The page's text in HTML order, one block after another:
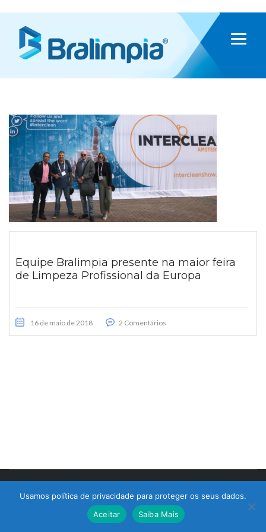
Equipe Bralimpia presente na maior feira
de Limpeza Profissional da Europa
16 de maio de 2018 2 Comentários
Usamos política de privacidade para proteger os seus dados.
Aceitar
Saiba Mais
Atendimento